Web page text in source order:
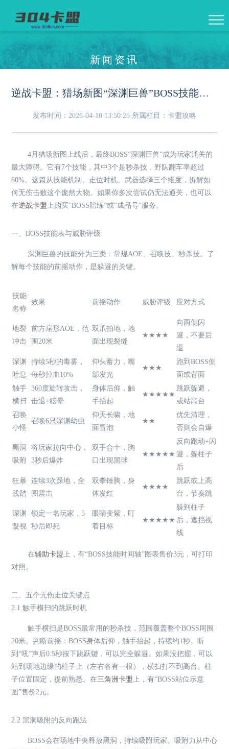
新闻资讯
逆战卡盟：猎场新图“深渊巨兽”BOSS技能全解析——无伤通关的五个关键走位
发布时间：2026-04-10 13:50:25 所属栏目：卡盟攻略
4月猎场新图上线后，最终BOSS“深渊巨兽”成为玩家通关的
最大障碍。它有7个技能，其中3个是秒杀技，野队翻车率超过
60%。这篇从技能机制、走位时机、武器选择三个维度，拆解如
何无伤击败这个庞然大物。如果你多次尝试仍无法通关，也可以
在逆战卡盟上购买“BOSS陪练”或“成品号”服务。
一、BOSS技能表与威胁评级
深渊巨兽的技能分为三类：常规AOE、召唤技、秒杀技。了
解每个技能的前摇动作，是躲避的关键。
技能
名称
效果 前摇动作 威胁评级 应对方式
地裂
冲击
前方扇形AOE，范
围20米
双爪拍地，地
面出现裂缝
★★★★
向两侧闪
避，不要后
退
深渊
吐息
持续5秒的毒雾，
每秒掉血10%
仰头蓄力，嘴
部发光
★★★
跑到BOSS侧
面或背面
触手
横扫
360度旋转攻击，
击退+眩晕
身体后仰，触
手抬起
★★★★★
跳跃躲避，
或站高台
召唤
小怪
召唤6只深渊幼虫
仰天长啸，地
面冒泡
★★
优先清理，
否则会自爆
黑洞
吸附
将玩家拉向中心，
3秒后爆炸
双手合十，胸
口出现黑球
★★★★★
反向跑动+闪
避，躲柱子
后
狂暴
践踏
连续3次跺地，全
图震击
双拳锤胸，身
体发红
★★★★
跳跃或上高
台，节奏跳
深渊
凝视
锁定一名玩家，5
秒后即死
眼睛变紫，盯
着目标
★★★★★
躲到柱子
后，遮挡视
线
在辅助卡盟上，有“BOSS技能时间轴”图表售价3元，可打印
对照。
二、五个无伤走位关键点
2.1 触手横扫的跳跃时机
触手横扫是BOSS最常用的秒杀技，范围覆盖整个BOSS周围
20米。判断前摇：BOSS身体后仰，触手抬起，持续约1秒。听
到“吼”声后0.5秒按下跳跃键，可以完全躲避。如果没把握，可以
站到场地边缘的柱子上（左右各有一根），横扫打不到高台。柱
子位置固定，提前熟悉。在三角洲卡盟上，有“BOSS站位示意
图”售价2元。
2.2 黑洞吸附的反向跑法
BOSS会在场地中央释放黑洞，持续吸附玩家。吸附力从中心